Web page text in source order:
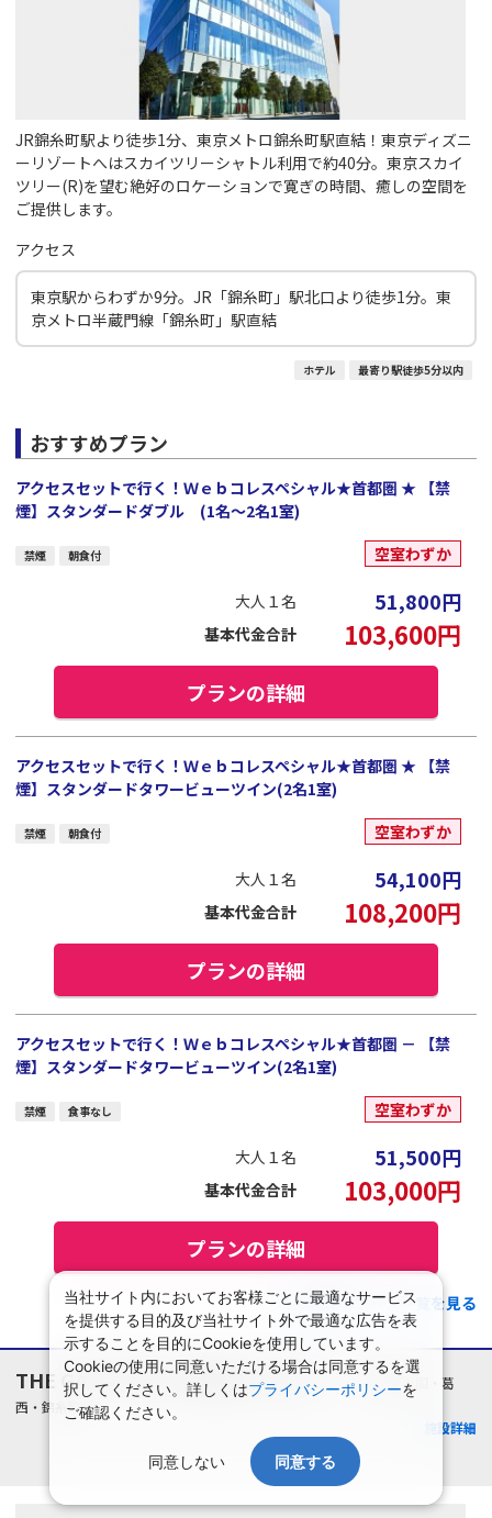
JR錦糸町駅より徒歩1分、東京メトロ錦糸町駅直結！東京ディズニ
ーリゾートへはスカイツリーシャトル利用で約40分。東京スカイ
ツリー(R)を望む絶好のロケーションで寛ぎの時間、癒しの空間を
ご提供します。
アクセス
東京駅からわずか9分。JR「錦糸町」駅北口より徒歩1分。東
京メトロ半蔵門線「錦糸町」駅直結
ホテル 最寄り駅徒歩5分以内
おすすめプラン
アクセスセットで行く！Ｗｅｂコレスペシャル★首都圏 ★ 【禁
煙】スタンダードダブル (1名～2名1室)
禁煙 朝食付 空室わずか
大人１名 51,800円
基本代金合計 103,600円
プランの詳細
アクセスセットで行く！Ｗｅｂコレスペシャル★首都圏 ★ 【禁
煙】スタンダードタワービューツイン(2名1室)
禁煙 朝食付 空室わずか
大人１名 54,100円
基本代金合計 108,200円
プランの詳細
アクセスセットで行く！Ｗｅｂコレスペシャル★首都圏 － 【禁
煙】スタンダードタワービューツイン(2名1室)
禁煙 食事なし 空室わずか
大人１名 51,500円
基本代金合計 103,000円
プランの詳細
この施設のプラン一覧を見る
THE GATE HOTEL 両国 by HULIC
東京都/両国・葛
西・錦糸町
施設詳細
当社サイト内においてお客様ごとに最適なサービス
を提供する目的及び当社サイト外で最適な広告を表
示することを目的にCookieを使用しています。
Cookieの使用に同意いただける場合は同意するを選
択してください。詳しくはプライバシーポリシーを
ご確認ください。
同意しない 同意する